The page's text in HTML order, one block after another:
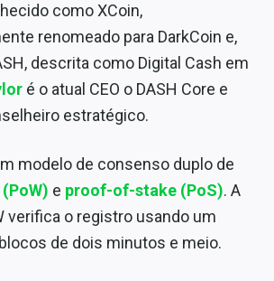
como XCoin,
renomeado para DarkCoin e,
descrita como Digital Cash em
é o atual CEO o DASH Core e
estratégico.
modelo de consenso duplo de
e proof-of-stake (PoS). A
verifica o registro usando um
de dois minutos e meio.